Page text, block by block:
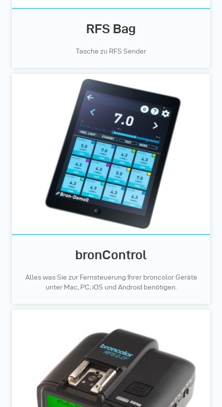
RFS Bag
Tasche zu RFS Sender
bronControl
Alles was Sie zur Fernsteuerung Ihrer broncolor Geräte
unter Mac, PC, iOS und Android benötigen.